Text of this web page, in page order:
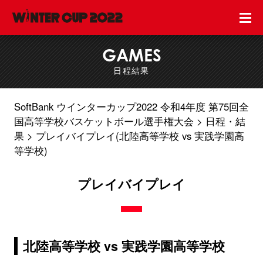
GAMES
日程結果
SoftBank ウインターカップ2022 令和4年度 第75回全
国高等学校バスケットボール選手権大会
日程・結
果
プレイバイプレイ(北陸高等学校 vs 実践学園高
等学校)
プレイバイプレイ
北陸高等学校 vs 実践学園高等学校